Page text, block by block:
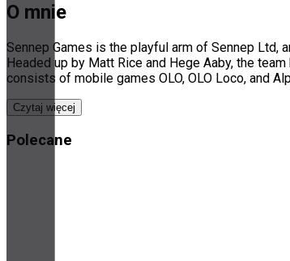
O mnie
Sennep Games is the playful arm of Sennep
Headed up by Matt Rice and Hege Aaby, the
consists of mobile games OLO, OLO Loco, and
Czytaj więcej
Polecane